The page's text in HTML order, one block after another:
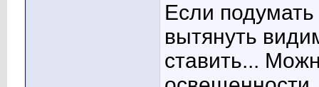
Если подумать
вытянуть
ставить...